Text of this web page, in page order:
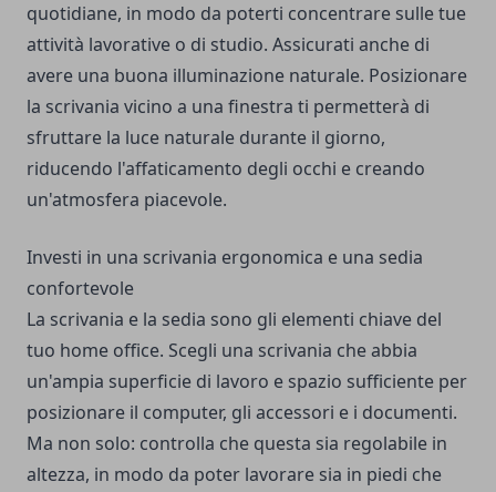
quotidiane, in modo da poterti concentrare sulle tue
attività lavorative o di studio. Assicurati anche di
avere una buona illuminazione naturale. Posizionare
la scrivania vicino a una finestra ti permetterà di
sfruttare la luce naturale durante il giorno,
riducendo l'affaticamento degli occhi e creando
un'atmosfera piacevole.
Investi in una scrivania ergonomica e una sedia
confortevole
La scrivania e la sedia sono gli elementi chiave del
tuo home office. Scegli una scrivania che abbia
un'ampia superficie di lavoro e spazio sufficiente per
posizionare il computer, gli accessori e i documenti.
Ma non solo: controlla che questa sia regolabile in
altezza, in modo da poter lavorare sia in piedi che